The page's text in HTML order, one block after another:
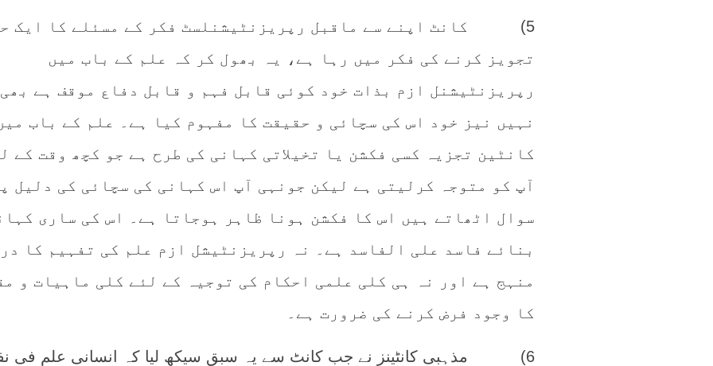
5) کانٹ اپنے سے ماقبل رپریزنٹیشنلسٹ فکر کے مسئلے کا ایک
تجویز کرنے کی فکر میں رہا ہے، یہ بھول کر کہ علم کے باب میں
رپریزنٹیشنل ازم بذات خود کوئی قابل فہم و قابل دفاع موقف ہے بھی
نہیں نیز خود اس کی سچائی و حقیقت کا مفہوم کیا ہے۔ علم کے باب
کانٹین تجزیہ کسی فکشن یا تخیلاتی کہانی کی طرح ہے جو کچھ وقت کے
آپ کو متوجہ کرلیتی ہے لیکن جونہی آپ اس کہانی کی سچائی کی دلیل
سوال اٹھاتے ہیں اس کا فکشن ہونا ظاہر ہوجاتا ہے۔ اس کی ساری
بنائے فاسد علی الفاسد ہے۔ نہ رپریزنٹیشل ازم علم کی تفہیم کا
منہج ہے اور نہ ہی کلی علمی احکام کی توجیہ کے لئے کلی ماہیات و
کا وجود فرض کرنے کی ضرورت ہے۔
6) مذہبی کانٹینز نے جب کانٹ سے یہ سبق سیکھ لیا کہ انسانی علم فی